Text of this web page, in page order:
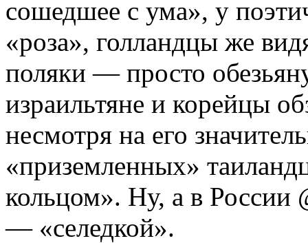
сошедшее с ума», у
«роза», голландцы же
поляки — просто
израильтяне и корейцы
несмотря на его
«приземленных»
кольцом». Ну, а в России
— «селедкой».